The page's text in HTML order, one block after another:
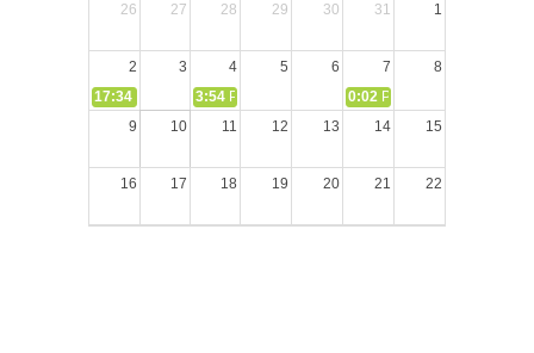
26
27 28 29 30 31 1
2 3 4 5 6 7
8
17:34
СЛОВО из СЛОВА – «Ищите Господа, призывайте Его»
3:54 РАЗМЫШЛЕНИЕ: Дух Святой не угашайте!
0:02 РАЗМЫШЛЕНИЯ: Дух
9
10 11 12 13 14 15
16 17 18 19 20 21 22